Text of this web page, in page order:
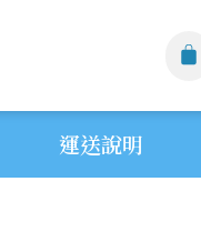
運送說明